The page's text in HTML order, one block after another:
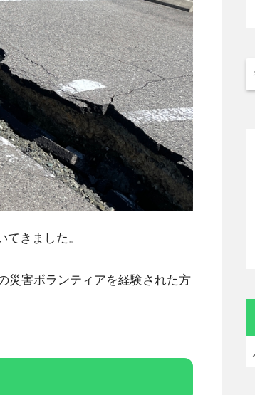
きました。
災害ボランティアを経験された方